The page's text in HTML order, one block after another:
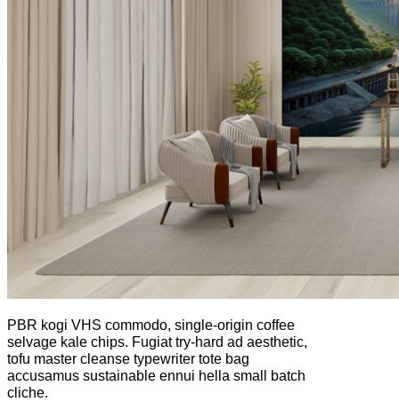
PBR kogi VHS commodo, single-origin coffee
selvage kale chips. Fugiat try-hard ad aesthetic,
tofu master cleanse typewriter tote bag
accusamus sustainable ennui hella small batch
cliche.